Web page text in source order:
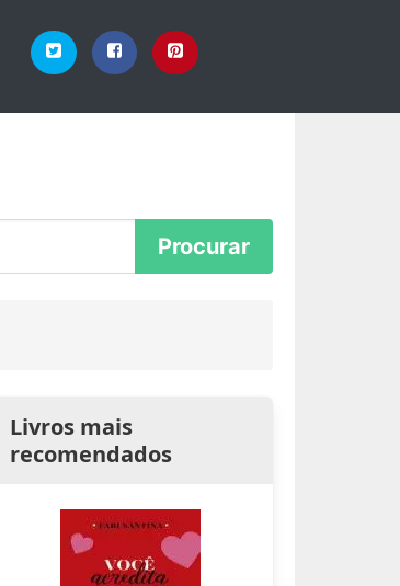
Livros mais
recomendados